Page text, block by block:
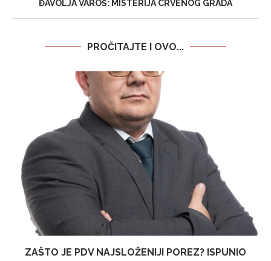
ĐAVOLJA VAROŠ: MISTERIJA CRVENOG GRADA
PROČITAJTE I OVO...
ZAŠTO JE PDV NAJSLOŽENIJI POREZ? ISPUNIO